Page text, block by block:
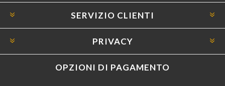
SERVIZIO CLIENTI
PRIVACY
OPZIONI DI PAGAMENTO